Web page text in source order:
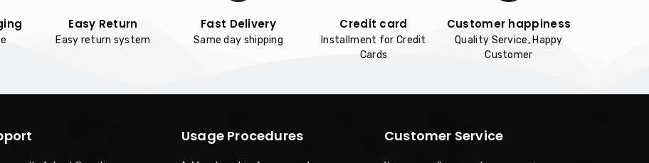
Easy Return
Easy return system
Fast Delivery
Same day shipping
Credit card
Installment for Credit
Cards
Customer happiness
Quality Service, Happy
Customer
Usage Procedures Customer Service